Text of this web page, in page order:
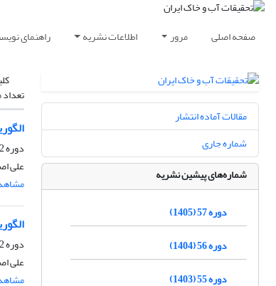
صفحه اصلی مرور اطلاعات نشریه راهنمای
دوره 42، شماره 1، مهر 1390، صفحه
علی
دوره 42، شماره 1، مهر 1390، صفحه
علی
مقالات آماده انتشار
شماره جاری
شماره‌های پیشین نشریه
دوره 57 (1405)
دوره 56 (1404)
دوره 55 (1403)